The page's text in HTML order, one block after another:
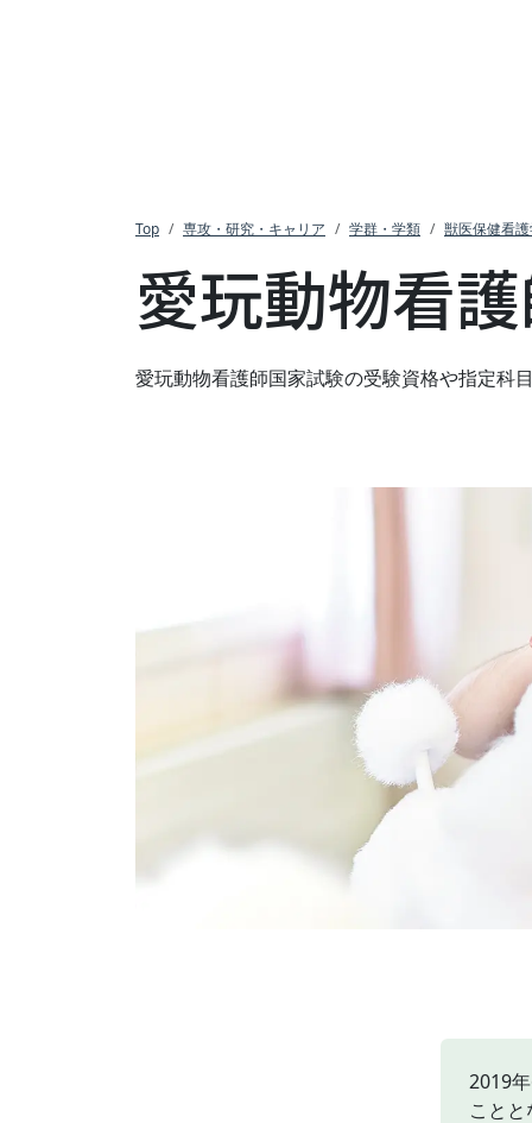
Top 専攻・研究・キャリア 学群・学類 獣医保健看
愛玩動物看
愛玩動物看護師国家試験の受験資格や指定科
2019
こと